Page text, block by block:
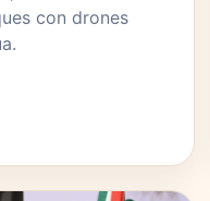
con drones